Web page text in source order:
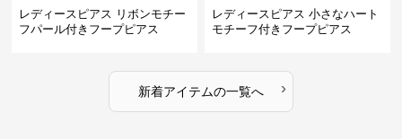
レディースピアス リボンモチー
フパール付きフープピアス
レディースピアス 小さなハート
モチーフ付きフープピアス
新着アイテムの一覧へ ›